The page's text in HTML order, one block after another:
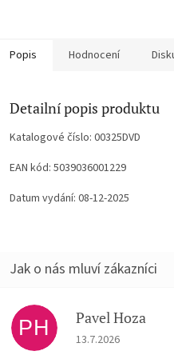
Popis Hodnocení
Detailní popis produktu
Katalogové číslo: 00325DVD
EAN kód: 5039036001229
Datum vydání: 08-12-2025
PH Pavel Hoza
Hodnocení obchodu
13.7.2026